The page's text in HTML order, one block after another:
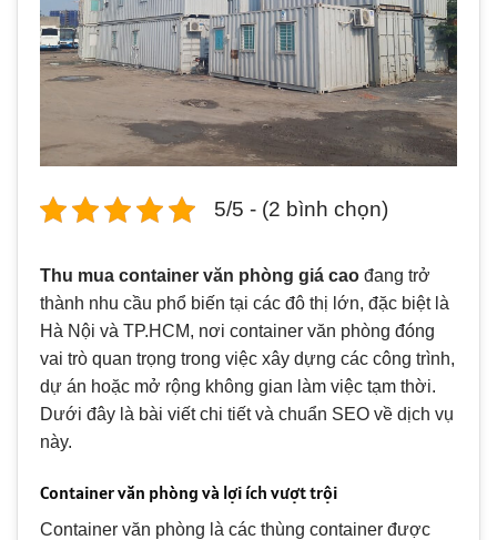
5/5 - (2 bình chọn)
Thu mua container văn phòng giá cao đang trở
thành nhu cầu phổ biến tại các đô thị lớn, đặc biệt là
Hà Nội và TP.HCM, nơi container văn phòng đóng
vai trò quan trọng trong việc xây dựng các công trình,
dự án hoặc mở rộng không gian làm việc tạm thời.
Dưới đây là bài viết chi tiết và chuẩn SEO về dịch vụ
này.
Container văn phòng và lợi ích vượt trội
Container văn phòng là các thùng container được